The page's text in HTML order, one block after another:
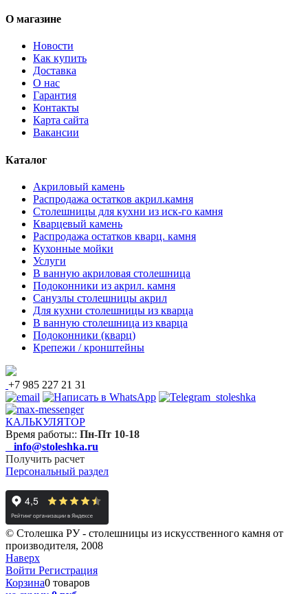
О магазине
Новости
Как купить
Доставка
О нас
Гарантия
Контакты
Карта сайта
Вакансии
Каталог
Акриловый камень
Распродажа остатков акрил.камня
Столешницы для кухни из иск-го камня
Кварцевый камень
Распродажа остатков кварц. камня
Кухонные мойки
Услуги
В ванную акриловая столешница
Подоконники из акрил. камня
Санузлы столешницы акрил
Для кухни столешницы из кварца
В ванную столешница из кварца
Подоконники (кварц)
Крепежи / кронштейны
+7 985 227 21 31
КАЛЬКУЛЯТОР
Время работы:: Пн-Пт 10-18
info@stoleshka.ru
Получить расчет
Персональный раздел
© Столешка РУ - столешницы из искусственного камня от
производителя, 2008
Наверх
Войти Регистрация
Корзина0 товаров